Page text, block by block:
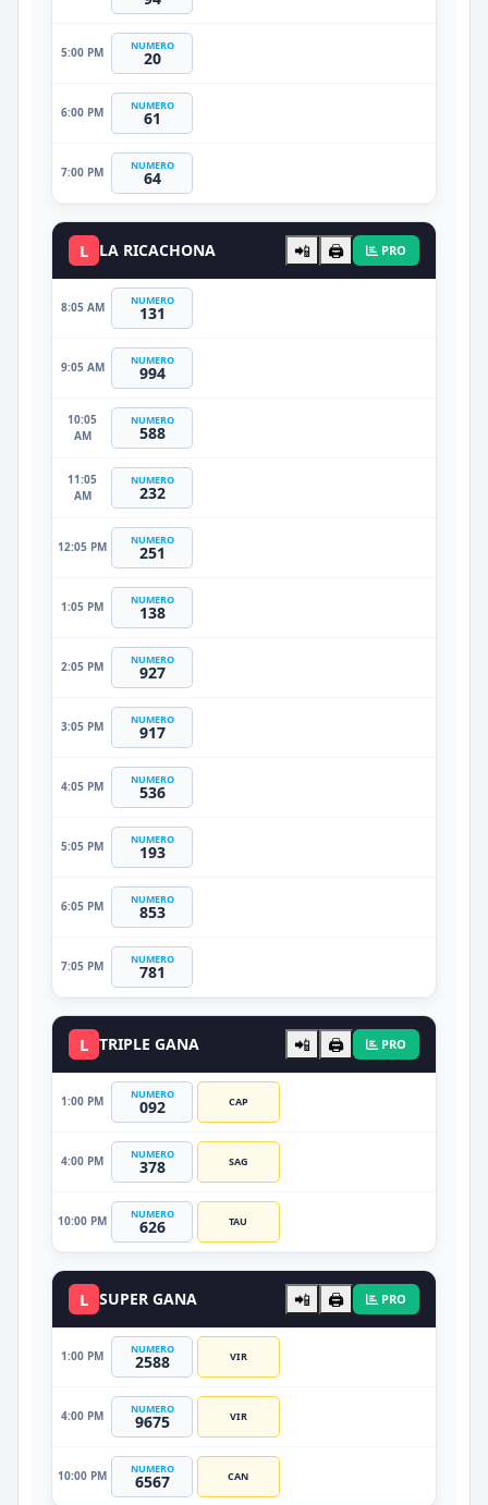
5:00 PM NUMERO
20
6:00 PM NUMERO
61
7:00 PM NUMERO
64
L LA RICACHONA 📲 🖨️ PRO
8:05 AM NUMERO
131
9:05 AM NUMERO
994
10:05
AM
NUMERO
588
11:05
AM
NUMERO
232
12:05 PM NUMERO
251
1:05 PM NUMERO
138
2:05 PM NUMERO
927
3:05 PM NUMERO
917
4:05 PM NUMERO
536
5:05 PM NUMERO
193
6:05 PM NUMERO
853
7:05 PM NUMERO
781
L TRIPLE GANA 📲 🖨️ PRO
1:00 PM NUMERO
092 CAP
4:00 PM NUMERO
378 SAG
10:00 PM NUMERO
626 TAU
L SUPER GANA 📲 🖨️ PRO
1:00 PM NUMERO
2588 VIR
4:00 PM NUMERO
9675 VIR
10:00 PM NUMERO
6567 CAN